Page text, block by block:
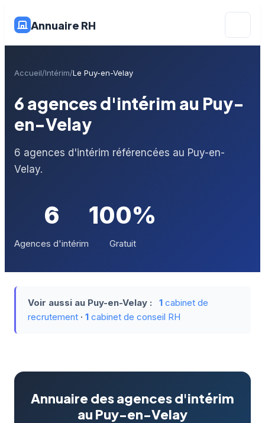
Annuaire RH
Accueil Intérim Le Puy-en-Velay
6 agences d'intérim au Puy-
en-Velay
6 agences d'intérim référencées au Puy-en-
Velay.
6
Agences d'intérim
100%
Gratuit
Voir aussi au Puy-en-Velay : 1 cabinet de
recrutement · 1 cabinet de conseil RH
Annuaire des agences d'intérim
au Puy-en-Velay